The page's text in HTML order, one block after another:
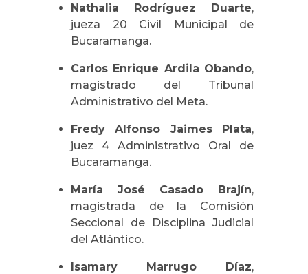
Nathalia Rodríguez Duarte,
jueza 20 Civil Municipal de
Bucaramanga.
Carlos Enrique Ardila Obando,
magistrado del Tribunal
Administrativo del Meta.
Fredy Alfonso Jaimes Plata,
juez 4 Administrativo Oral de
Bucaramanga.
María José Casado Brajín,
magistrada de la Comisión
Seccional de Disciplina Judicial
del Atlántico.
Isamary Marrugo Díaz,